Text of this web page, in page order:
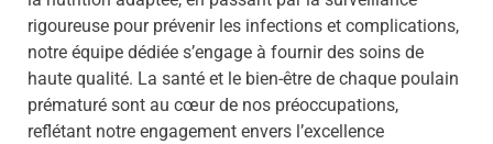
rigoureuse pour prévenir les infections et complications,
notre équipe dédiée s’engage à fournir des soins de
haute qualité. La santé et le bien-être de chaque poulain
prématuré sont au cœur de nos préoccupations,
reflétant notre engagement envers l’excellence